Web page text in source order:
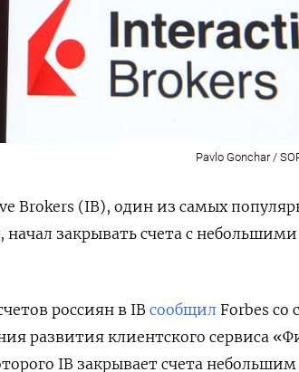
Pavlo Gonchar /
Brokers (IB), один из самых
начал закрывать счета с
россиян в IB сообщил Forbes со
развития клиентского сервиса
IB закрывает счета